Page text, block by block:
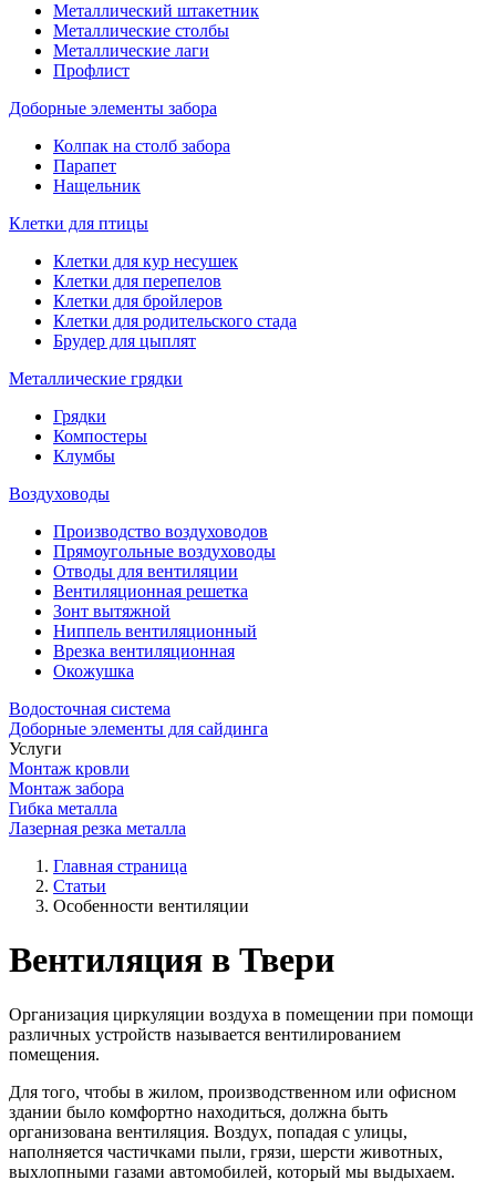
Металлический штакетник
Металлические столбы
Металлические лаги
Профлист
Доборные элементы забора
Колпак на столб забора
Парапет
Нащельник
Клетки для птицы
Клетки для кур несушек
Клетки для перепелов
Клетки для бройлеров
Клетки для родительского стада
Брудер для цыплят
Металлические грядки
Грядки
Компостеры
Клумбы
Воздуховоды
Производство воздуховодов
Прямоугольные воздуховоды
Отводы для вентиляции
Вентиляционная решетка
Зонт вытяжной
Ниппель вентиляционный
Врезка вентиляционная
Окожушка
Водосточная система
Доборные элементы для сайдинга
Услуги
Монтаж кровли
Монтаж забора
Гибка металла
Лазерная резка металла
Главная страница
Статьи
Особенности вентиляции
Вентиляция в Твери
Организация циркуляции воздуха в помещении при помощи
различных устройств называется вентилированием
помещения.
Для того, чтобы в жилом, производственном или офисном
здании было комфортно находиться, должна быть
организована вентиляция. Воздух, попадая с улицы,
наполняется частичками пыли, грязи, шерсти животных,
выхлопными газами автомобилей, который мы выдыхаем.